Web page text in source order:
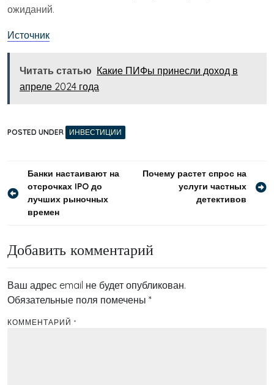
ожиданий.
Источник
Читать статью Какие ПИФы принесли доход в
апреле 2024 года
POSTED UNDER ИНВЕСТИЦИИ
Навигация
по
записям
Банки настаивают на
отсрочках IPO до
лучших рыночных
времен
Почему растет спрос на
услуги частных
детективов
Добавить комментарий
Ваш адрес email не будет опубликован.
Обязательные поля помечены *
КОММЕНТАРИЙ *